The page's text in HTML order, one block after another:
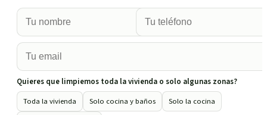
Quieres que limpiemos toda la vivienda o solo algunas zonas?
Toda la vivienda
Solo cocina y baños
Solo la cocina